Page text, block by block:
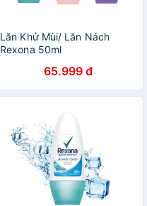
Lăn Khử Mùi/ Lăn Nách
Rexona 50ml
65.999 đ